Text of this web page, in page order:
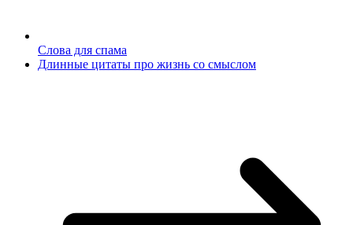
Слова для спама
Длинные цитаты про жизнь со смыслом